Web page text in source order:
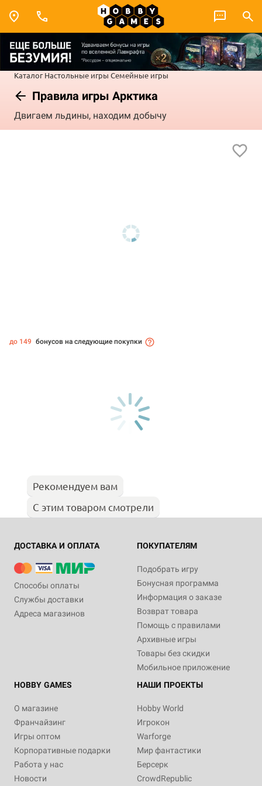
Каталог Настольные игры Семейные игры
Правила игры Арктика
Двигаем льдины, находим добычу
до 149 бонусов на следующие покупки
Рекомендуем вам
С этим товаром смотрели
ДОСТАВКА И ОПЛАТА
Способы оплаты
Службы доставки
Адреса магазинов
ПОКУПАТЕЛЯМ
Подобрать игру
Бонусная программа
Информация о заказе
Возврат товара
Помощь с правилами
Архивные игры
Товары без скидки
Мобильное приложение
HOBBY GAMES
О магазине
Франчайзинг
Игры оптом
Корпоративные подарки
Работа у нас
Новости
НАШИ ПРОЕКТЫ
Hobby World
Игрокон
Warforge
Мир фантастики
Берсерк
CrowdRepublic